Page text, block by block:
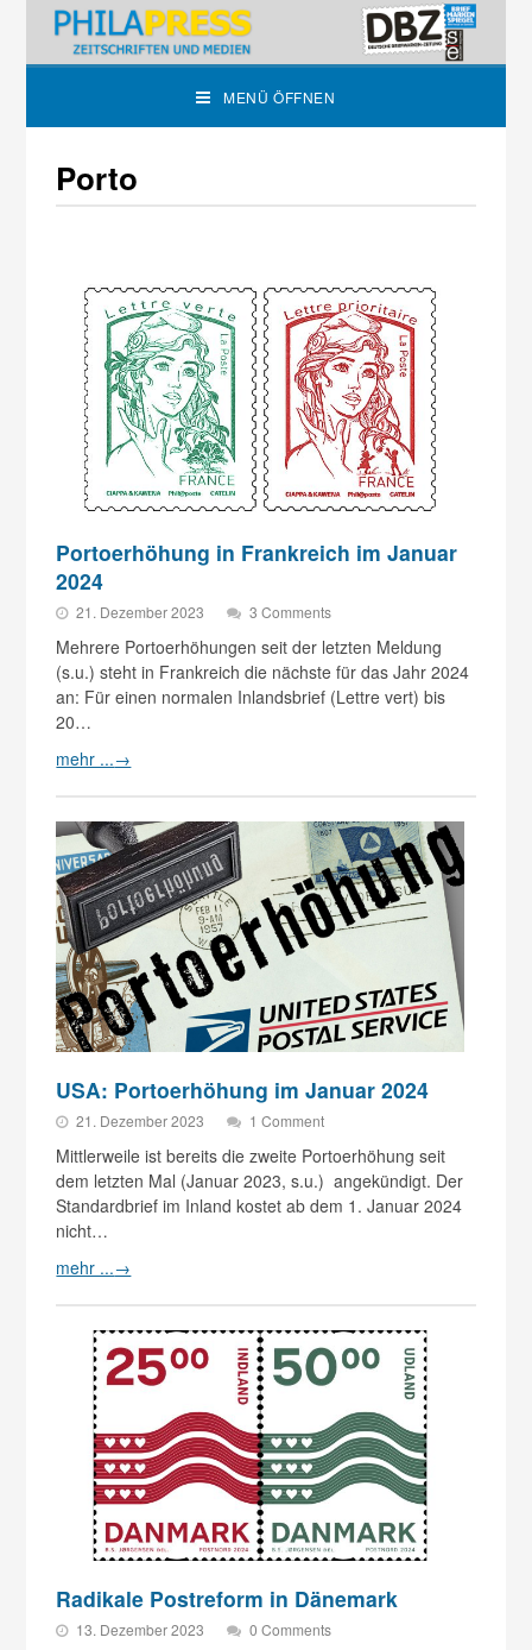
MENÜ ÖFFNEN
Porto
Portoerhöhung in Frankreich im Januar
2024
21. Dezember 2023 3 Comments
Mehrere Portoerhöhungen seit der letzten Meldung
(s.u.) steht in Frankreich die nächste für das Jahr 2024
an: Für einen normalen Inlandsbrief (Lettre vert) bis
20…
mehr ...→
USA: Portoerhöhung im Januar 2024
21. Dezember 2023 1 Comment
Mittlerweile ist bereits die zweite Portoerhöhung seit
dem letzten Mal (Januar 2023, s.u.) angekündigt. Der
Standardbrief im Inland kostet ab dem 1. Januar 2024
nicht…
mehr ...→
Radikale Postreform in Dänemark
13. Dezember 2023 0 Comments